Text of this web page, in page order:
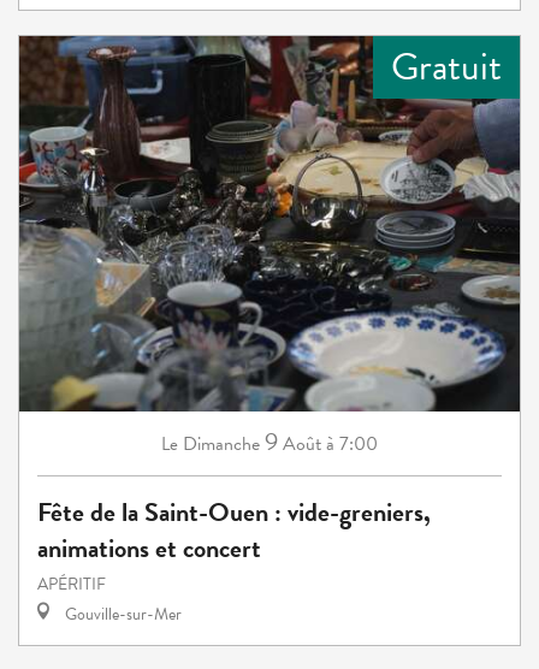
Gratuit
Le Dimanche9Aoûtà 7:00
Fête de la Saint-Ouen : vide-greniers,
animations et concert
APÉRITIF
Gouville-sur-Mer